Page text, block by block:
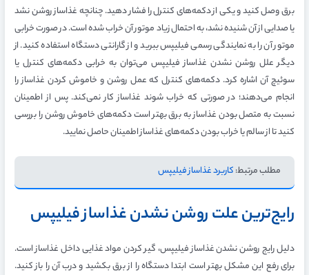
برق وصل کنید و یکی از دکمه‌های کنترل را فشار دهید. چنانچه غذاساز روشن نشد
یا صدایی از آن شنیده نشد، به احتمال زیاد موتور آن خراب شده است. در صورت خرابی
موتور آن را به نمایندگی رسمی فیلیپس ببرید و از گارانتی دستگاه استفاده کنید. از
دیگر علل روشن نشدن غذاساز فیلیپس می‌توان به خرابی دکمه‌های کنترل یا
سوئیچ آن اشاره کرد. دکمه‌های کنترل که عمل روشن و خاموش کردن غذاساز را
انجام می‌دهند؛ در صورتی که خراب شوند غذاساز کار نمی‌کند. پس از اطمینان
نسبت به متصل بودن غذاساز به برق بهتر است دکمه‌های خاموش روشن را بررسی
کنید تا از سالم یا خراب بودن دکمه‌های غذاساز اطمینان حاصل نمایید.
مطلب مرتبط: کاربرد غذاساز فیلیپس
رایج‌ترین علت روشن نشدن غذاساز فیلیپس
دلیل رایج روشن نشدن غذاساز فیلیپس، گیر کردن مواد غذایی داخل غذاساز است.
برای رفع این مشکل بهتر است ابتدا دستگاه را از برق بکشید و درب آن را باز کنید.